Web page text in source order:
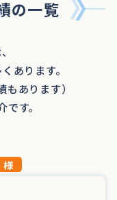
の一覧
あります。
もあります）
す。
様